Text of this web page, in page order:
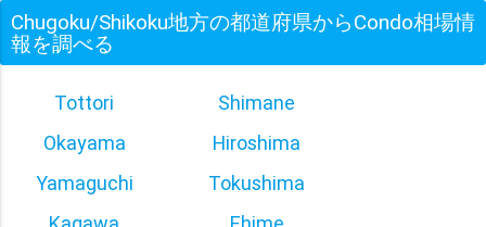
Chugoku/Shikoku地方の都道府県からCondo相場情
報を調べる
Tottori
Shimane
Okayama
Hiroshima
Yamaguchi
Tokushima